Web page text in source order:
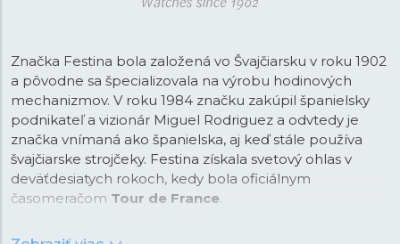
Značka Festina bola založená vo Švajčiarsku v roku 1902
a pôvodne sa špecializovala na výrobu hodinových
mechanizmov. V roku 1984 značku zakúpil španielsky
podnikateľ a vizionár Miguel Rodriguez a odvtedy je
značka vnímaná ako španielska, aj keď stále používa
švajčiarske strojčeky. Festina získala svetový ohlas v
deväťdesiatych rokoch, kedy bola oficiálnym
časomeračom Tour de France.